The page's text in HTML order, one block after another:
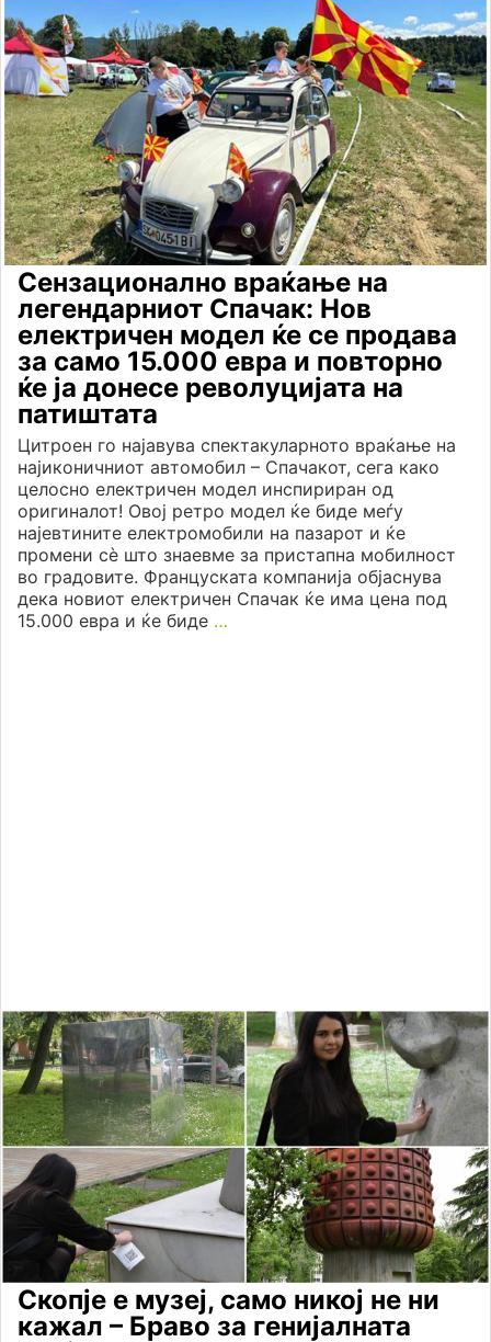
Сензационално враќање на
легендарниот Спачак: Нов
електричен модел ќе се продава
за само 15.000 евра и повторно
ќе ја донесе револуцијата на
патиштата
Цитроен го најавува спектакуларното враќање на
најиконичниот автомобил – Спачакот, сега како
целосно електричен модел инспириран од
оригиналот! Овој ретро модел ќе биде меѓу
најевтините електромобили на пазарот и ќе
промени сѐ што знаевме за пристапна мобилност
во градовите. Француската компанија објаснува
дека новиот електричен Спачак ќе има цена под
15.000 евра и ќе биде …
Скопје е музеј, само никој не ни
кажал – Браво за генијалната